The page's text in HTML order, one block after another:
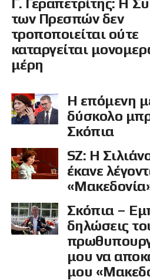
Γ. Γεραπετρίτης: Η
των Πρεσπών δεν
τροποποιείται ούτε
καταργείται
μέρη
Η επόμενη
δύσκολο
Σκόπια
SZ: H
έκανε
Σκόπια –
δηλώσεις
μου να
μου